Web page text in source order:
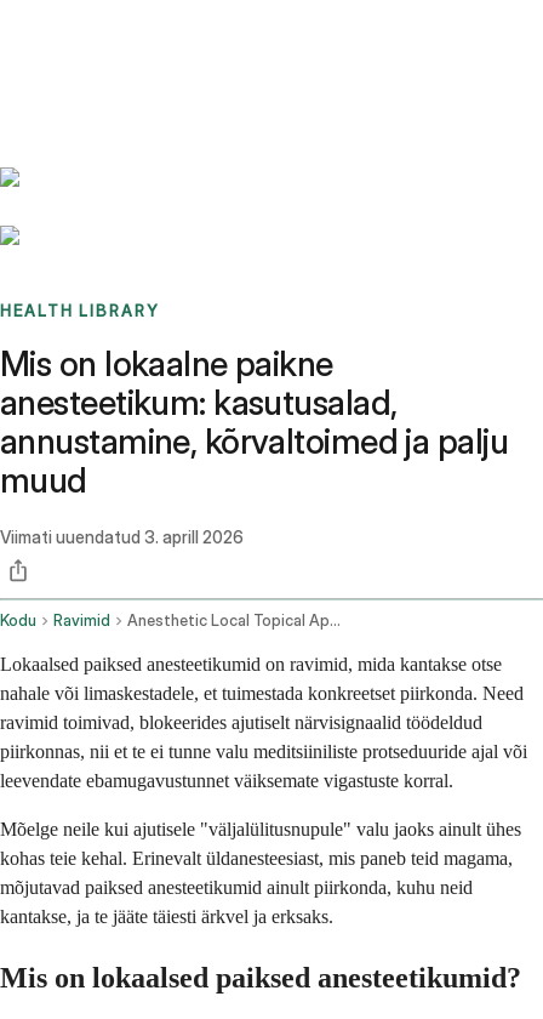
HEALTH LIBRARY
Mis on lokaalne paikne
anesteetikum: kasutusalad,
annustamine, kõrvaltoimed ja palju
muud
Viimati uuendatud 3. aprill 2026
Kodu Ravimid Anesthetic Local Topical Application Route
Lokaalsed paiksed anesteetikumid on ravimid, mida kantakse otse
nahale või limaskestadele, et tuimestada konkreetset piirkonda. Need
ravimid toimivad, blokeerides ajutiselt närvisignaalid töödeldud
piirkonnas, nii et te ei tunne valu meditsiiniliste protseduuride ajal või
leevendate ebamugavustunnet väiksemate vigastuste korral.
Mõelge neile kui ajutisele "väljalülitusnupule" valu jaoks ainult ühes
kohas teie kehal. Erinevalt üldanesteesiast, mis paneb teid magama,
mõjutavad paiksed anesteetikumid ainult piirkonda, kuhu neid
kantakse, ja te jääte täiesti ärkvel ja erksaks.
Mis on lokaalsed paiksed anesteetikumid?